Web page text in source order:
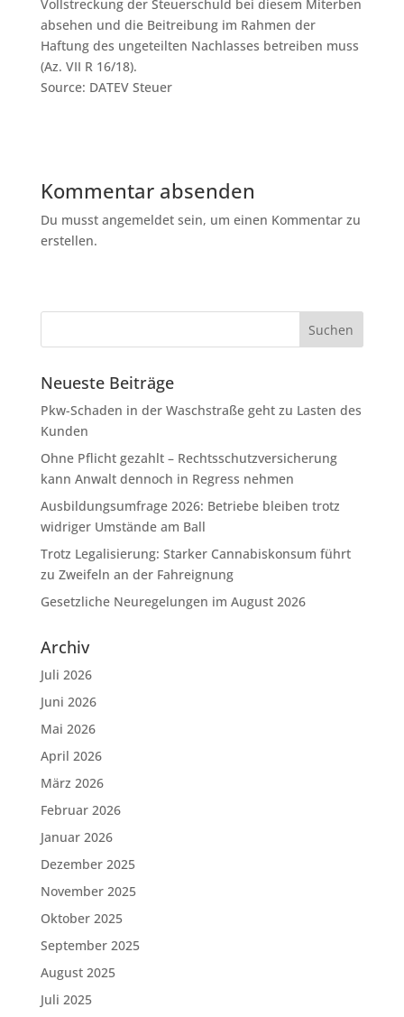
Vollstreckung der Steuerschuld bei diesem Miterben
absehen und die Beitreibung im Rahmen der
Haftung des ungeteilten Nachlasses betreiben muss
(Az. VII R 16/18).
Source: DATEV Steuer
Kommentar absenden
Du musst angemeldet sein, um einen Kommentar zu
erstellen.
Neueste Beiträge
Pkw-Schaden in der Waschstraße geht zu Lasten des
Kunden
Ohne Pflicht gezahlt – Rechtsschutzversicherung
kann Anwalt dennoch in Regress nehmen
Ausbildungsumfrage 2026: Betriebe bleiben trotz
widriger Umstände am Ball
Trotz Legalisierung: Starker Cannabiskonsum führt
zu Zweifeln an der Fahreignung
Gesetzliche Neuregelungen im August 2026
Archiv
Juli 2026
Juni 2026
Mai 2026
April 2026
März 2026
Februar 2026
Januar 2026
Dezember 2025
November 2025
Oktober 2025
September 2025
August 2025
Juli 2025